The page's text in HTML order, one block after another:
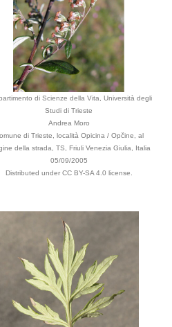
di Scienze della Vita, Università degli
Studi di Trieste
Andrea Moro
di Trieste, località Opicina / Opčine, al
della strada, TS, Friuli Venezia Giulia, Italia
05/09/2005
Distributed under CC BY-SA 4.0 license.